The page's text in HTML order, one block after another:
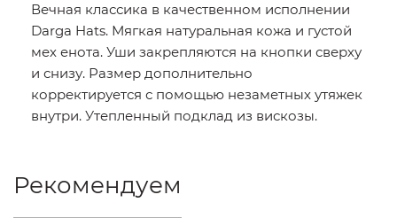
Вечная классика в качественном исполнении
Darga Hats. Мягкая натуральная кожа и густой
мех енота. Уши закрепляются на кнопки сверху
и снизу. Размер дополнительно
корректируется с помощью незаметных утяжек
внутри. Утепленный подклад из вискозы.
Рекомендуем